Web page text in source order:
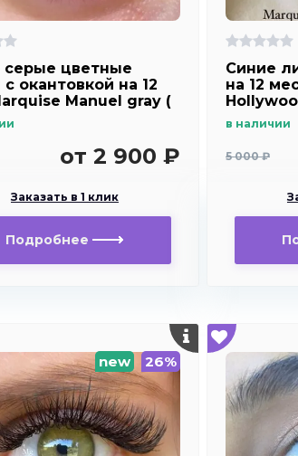
серые цветные
окантовкой на 12
Manuel gray (
глаз )
от 2 900 ₽
Заказать в 1 клик
Подробнее
Синие
на 12
в наличии
5 000 ₽
new 26%